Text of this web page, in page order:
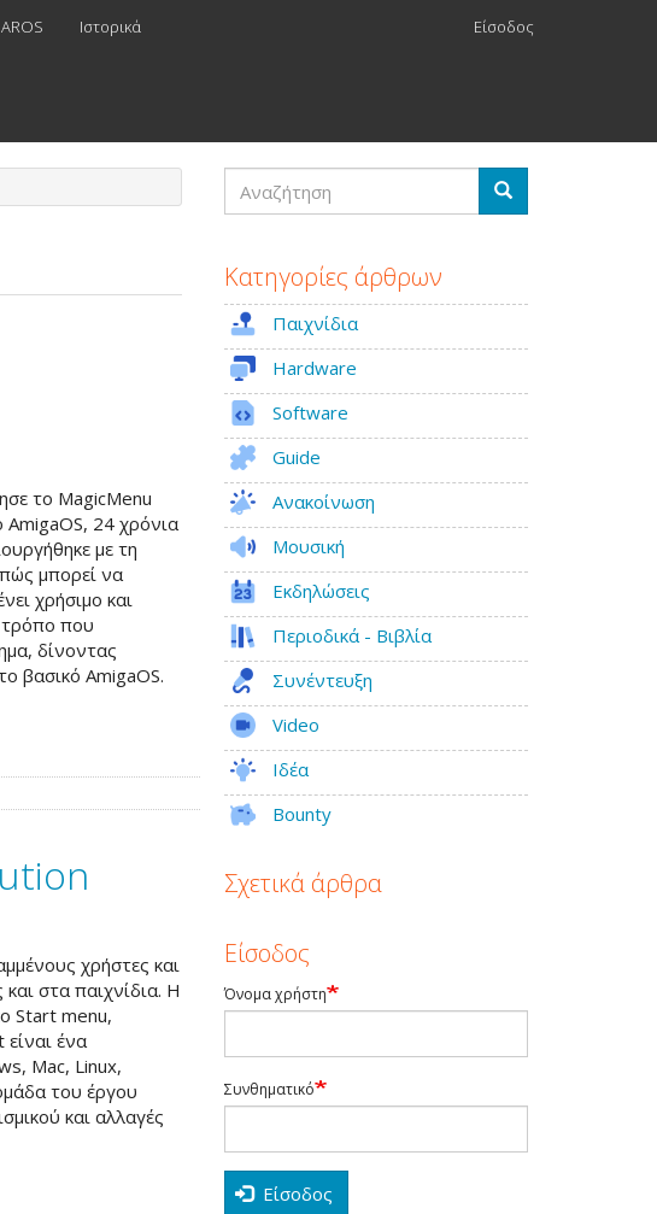
Είσοδος
AROS Ιστορικά
το MagicMenu
24 χρόνια
με τη
πώς μπορεί να
χρήσιμο και
τρόπο που
δίνοντας
βασικό AmigaOS.
χρήστες και
στα παιχνίδια. Η
Start menu,
ένα
Mac, Linux,
του έργου
και αλλαγές
Αναζήτηση
Αναζήτηση
Κατηγορίες άρθρων
Παιχνίδια
Hardware
Software
Guide
Ανακοίνωση
Μουσική
Εκδηλώσεις
Περιοδικά - Βιβλία
Συνέντευξη
Video
Ιδέα
Bounty
Σχετικά άρθρα
Είσοδος
Όνομα χρήστη
Συνθηματικό
Είσοδος